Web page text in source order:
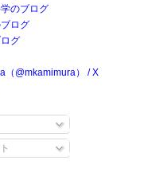
のブログ
ログ
グ
（@mkamimura） / X